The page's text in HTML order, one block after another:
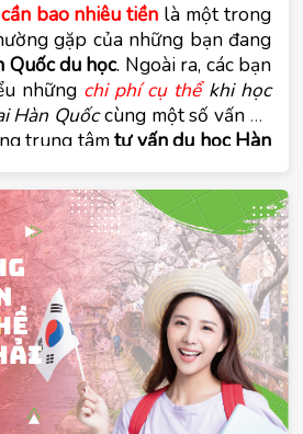
bao nhiêu tiền là một trong
gặp của những bạn đang
Quốc du học. Ngoài ra, các bạn
những chi phí cụ thể khi học
Hàn Quốc cùng một số vấn đề
trung tâm tư vấn du học Hàn
về các vấn đề này trong bài